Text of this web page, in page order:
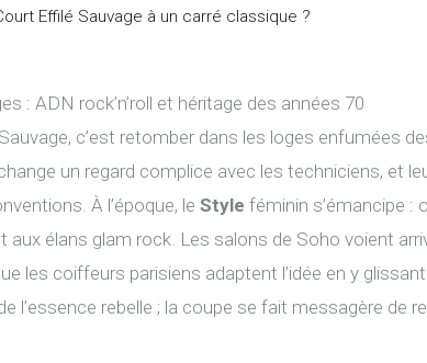
Effilé Sauvage à un carré classique ?
: ADN rock’n’roll et héritage des années 70
c’est retomber dans les loges enfumées
un regard complice avec les techniciens, et
À l’époque, leStyle féminin s’émancipe :
aux élans glam rock. Les salons de Soho voient
les coiffeurs parisiens adaptent l’idée en y
l’essence rebelle ; la coupe se fait messagère de